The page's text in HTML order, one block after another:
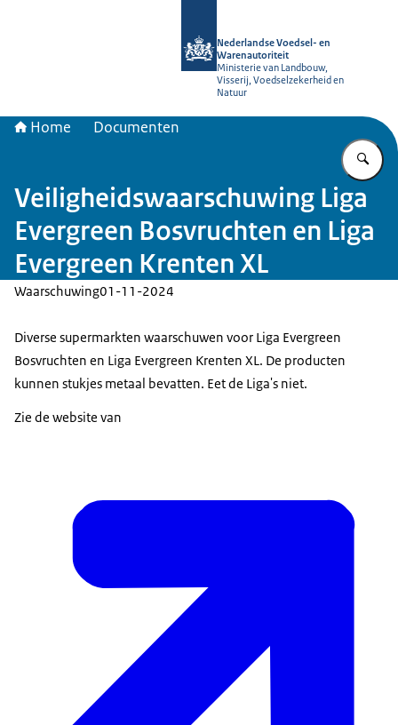
Nederlandse Voedsel- en
Warenautoriteit
Ministerie van Landbouw,
Visserij, Voedselzekerheid en
Natuur
Home Documenten
Veiligheidswaarschuwing Liga
Evergreen Bosvruchten en Liga
Evergreen Krenten XL
Waarschuwing01-11-2024
Diverse supermarkten waarschuwen voor Liga Evergreen
Bosvruchten en Liga Evergreen Krenten XL. De producten
kunnen stukjes metaal bevatten. Eet de Liga's niet.
Zie de website van